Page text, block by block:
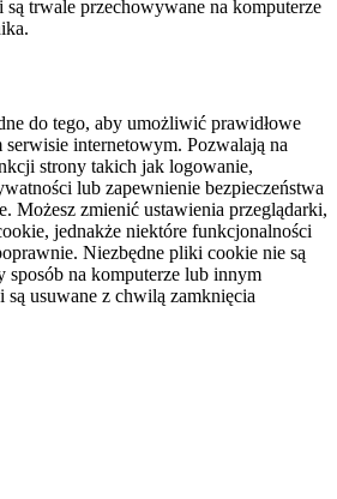
trwale przechowywane na komputerze
do tego, aby umożliwić prawidłowe
serwisie internetowym. Pozwalają na
strony takich jak logowanie,
lub zapewnienie bezpieczeństwa
Możesz zmienić ustawienia przeglądarki,
jednakże niektóre funkcjonalności
Niezbędne pliki cookie nie są
sposób na komputerze lub innym
usuwane z chwilą zamknięcia